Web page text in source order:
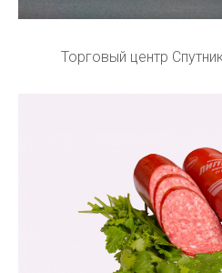
Торговый центр